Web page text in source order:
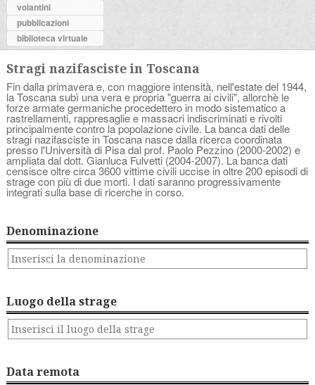
volantini
pubblicazioni
biblioteca virtuale
Stragi nazifasciste in Toscana
Fin dalla primavera e, con maggiore intensità, nell'estate del 1944,
la Toscana subì una vera e propria "guerra ai civili", allorchè le
forze armate germaniche procedettero in modo sistematico a
rastrellamenti, rappresaglie e massacri indiscriminati e rivolti
principalmente contro la popolazione civile. La banca dati delle
stragi nazifasciste in Toscana nasce dalla ricerca coordinata
presso l'Università di Pisa dal prof. Paolo Pezzino (2000-2002) e
ampliata dal dott. Gianluca Fulvetti (2004-2007). La banca dati
censisce oltre circa 3600 vittime civili uccise in oltre 200 episodi di
strage con più di due morti. I dati saranno progressivamente
integrati sulla base di ricerche in corso.
Denominazione
Luogo della strage
Data remota